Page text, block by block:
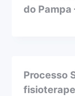
do Pampa
Processo